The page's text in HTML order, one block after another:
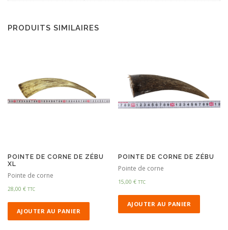
PRODUITS SIMILAIRES
POINTE DE CORNE DE ZÉBU
XL
Pointe de corne
28,00 € TTC
AJOUTER AU PANIER
POINTE DE CORNE DE ZÉBU
Pointe de corne
15,00€ TTC
AJOUTER AU PANIER